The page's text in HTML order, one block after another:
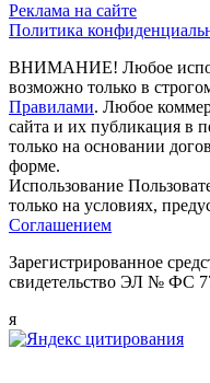
Реклама на сайте
Политика
ВНИМАНИЕ! Любое
возможно только в
Правилами. Любое
сайта и их публикация в
только на основании
форме.
Использование
только на условиях,
Соглашением
Зарегистрированное
свидетельство ЭЛ № ФС
я